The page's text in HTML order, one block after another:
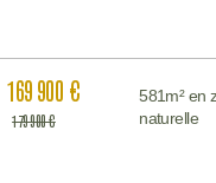
169 900 €
179 900 €
581m² en
naturelle